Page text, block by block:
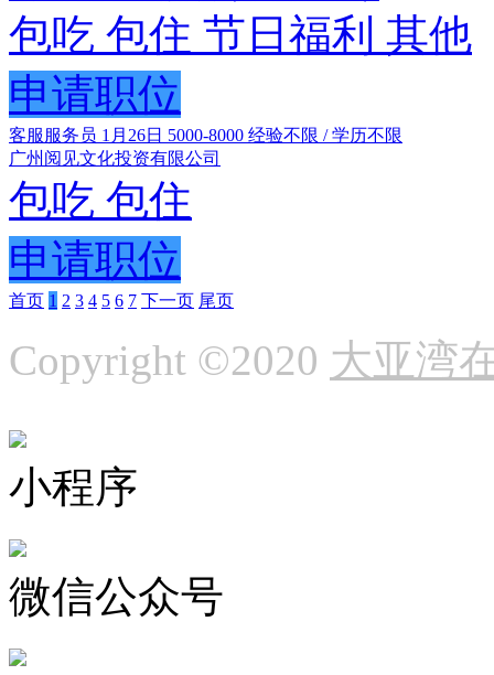
包吃 包住 节日福利 其他
申请职位
客服服务员 1月26日 5000-8000 经验不限 / 学历不限
广州阅见文化投资有限公司
包吃 包住
申请职位
首页 1 2 3 4 5 6 7 下一页 尾页
Copyright ©2020 大亚湾
小程序
微信公众号